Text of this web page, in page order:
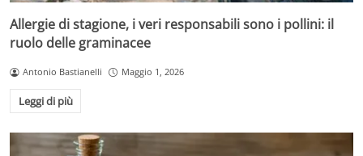
Allergie di stagione, i veri responsabili sono i pollini: il
ruolo delle graminacee
Antonio Bastianelli Maggio 1, 2026
Leggi di più